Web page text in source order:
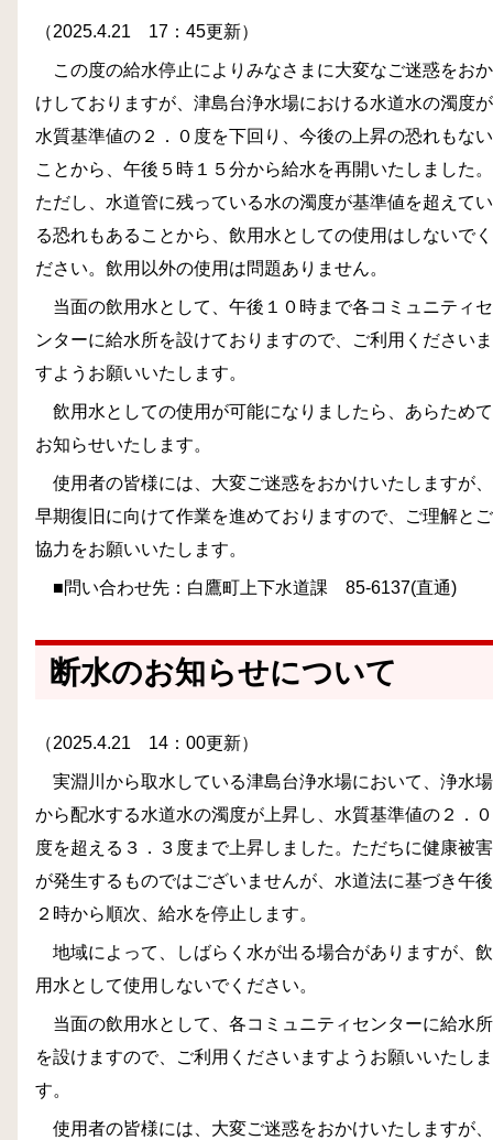
（2025.4.21 17：45更新）
この度の給水停止によりみなさまに大変なご迷惑をおか
けしておりますが、津島台浄水場における水道水の濁度が
水質基準値の２．０度を下回り、今後の上昇の恐れもない
ことから、午後５時１５分から給水を再開いたしました。
ただし、水道管に残っている水の濁度が基準値を超えてい
る恐れもあることから、飲用水としての使用はしないでく
ださい。飲用以外の使用は問題ありません。
当面の飲用水として、午後１０時まで各コミュニティセ
ンターに給水所を設けておりますので、ご利用くださいま
すようお願いいたします。
飲用水としての使用が可能になりましたら、あらためて
お知らせいたします。
使用者の皆様には、大変ご迷惑をおかけいたしますが、
早期復旧に向けて作業を進めておりますので、ご理解とご
協力をお願いいたします。
■問い合わせ先：白鷹町上下水道課 85-6137(直通)
断水のお知らせについて
（2025.4.21 14：00更新）
実淵川から取水している津島台浄水場において、浄水場
から配水する水道水の濁度が上昇し、水質基準値の２．０
度を超える３．３度まで上昇しました。ただちに健康被害
が発生するものではございませんが、水道法に基づき午後
２時から順次、給水を停止します。
地域によって、しばらく水が出る場合がありますが、飲
用水として使用しないでください。
当面の飲用水として、各コミュニティセンターに給水所
を設けますので、ご利用くださいますようお願いいたしま
す。
使用者の皆様には、大変ご迷惑をおかけいたしますが、